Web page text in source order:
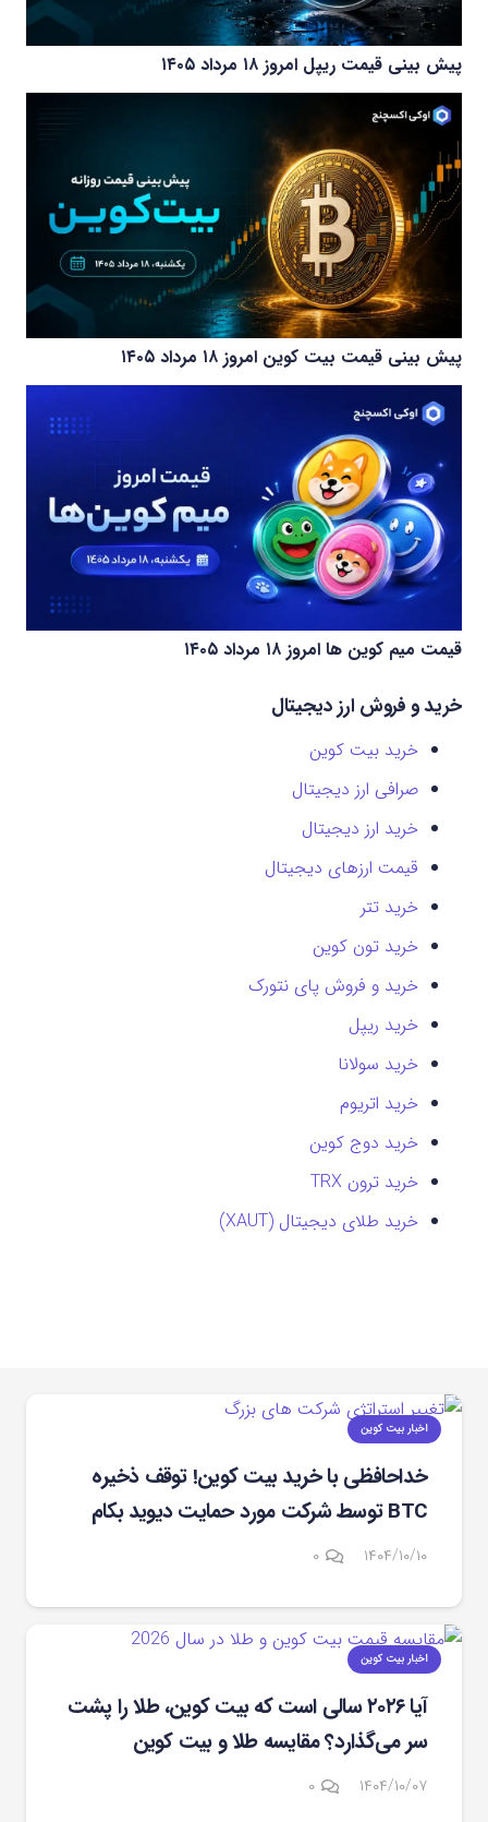
پیش بینی قیمت ریپل امروز ۱۸ مرداد ۱۴۰۵
پیش بینی قیمت بیت کوین امروز ۱۸ مرداد ۱۴۰۵
قیمت میم کوین‌ ها امروز ۱۸ مرداد ۱۴۰۵
خرید و فروش ارز دیجیتال
خرید بیت کوین
صرافی ارز دیجیتال
خرید ارز دیجیتال
قیمت ارزهای دیجیتال
خرید تتر
خرید تون کوین
خرید و فروش پای نتورک
خرید ریپل
خرید سولانا
خرید اتریوم
خرید دوج کوین
خرید ترون TRX
خرید طلای دیجیتال (XAUT)
اخبار بیت کوین
خداحافظی با خرید بیت کوین! توقف ذخیره
BTC توسط شرکت مورد حمایت دیوید بکام
۱۴۰۴/۱۰/۱۰ ۰
اخبار بیت کوین
آیا ۲۰۲۶ سالی است که بیت ‌کوین، طلا را پشت
سر می‌گذارد؟ مقایسه طلا و بیت کوین
۱۴۰۴/۱۰/۰۷ ۰